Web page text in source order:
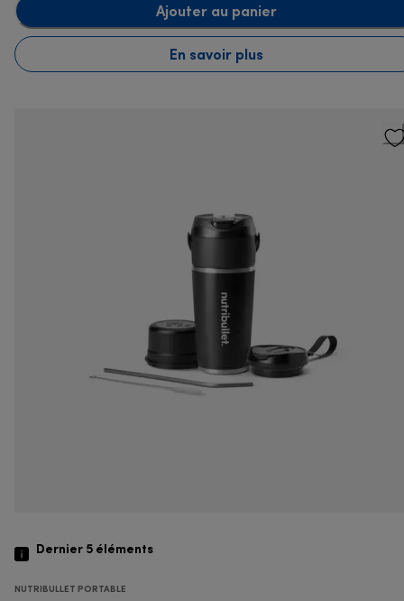
Ajouter au panier
En savoir plus
Dernier 5 éléments
NUTRIBULLET PORTABLE